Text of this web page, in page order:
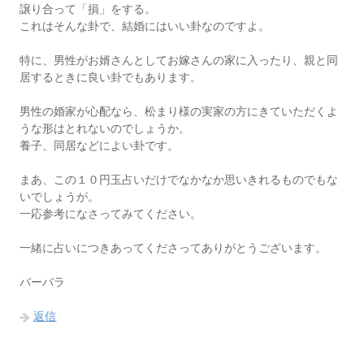
譲り合って「損」をする。
これはそんな卦で、結婚にはいい卦なのですよ。
特に、男性がお婿さんとしてお嫁さんの家に入ったり、親と同
居するときに良い卦でもあります。
男性の婚家が心配なら、松まり様の実家の方にきていただくよ
うな形はとれないのでしょうか。
養子、同居などによい卦です。
まあ、この１０円玉占いだけでなかなか思いきれるものでもな
いでしょうが。
一応参考になさってみてください。
一緒に占いにつきあってくださってありがとうございます。
バーバラ
返信